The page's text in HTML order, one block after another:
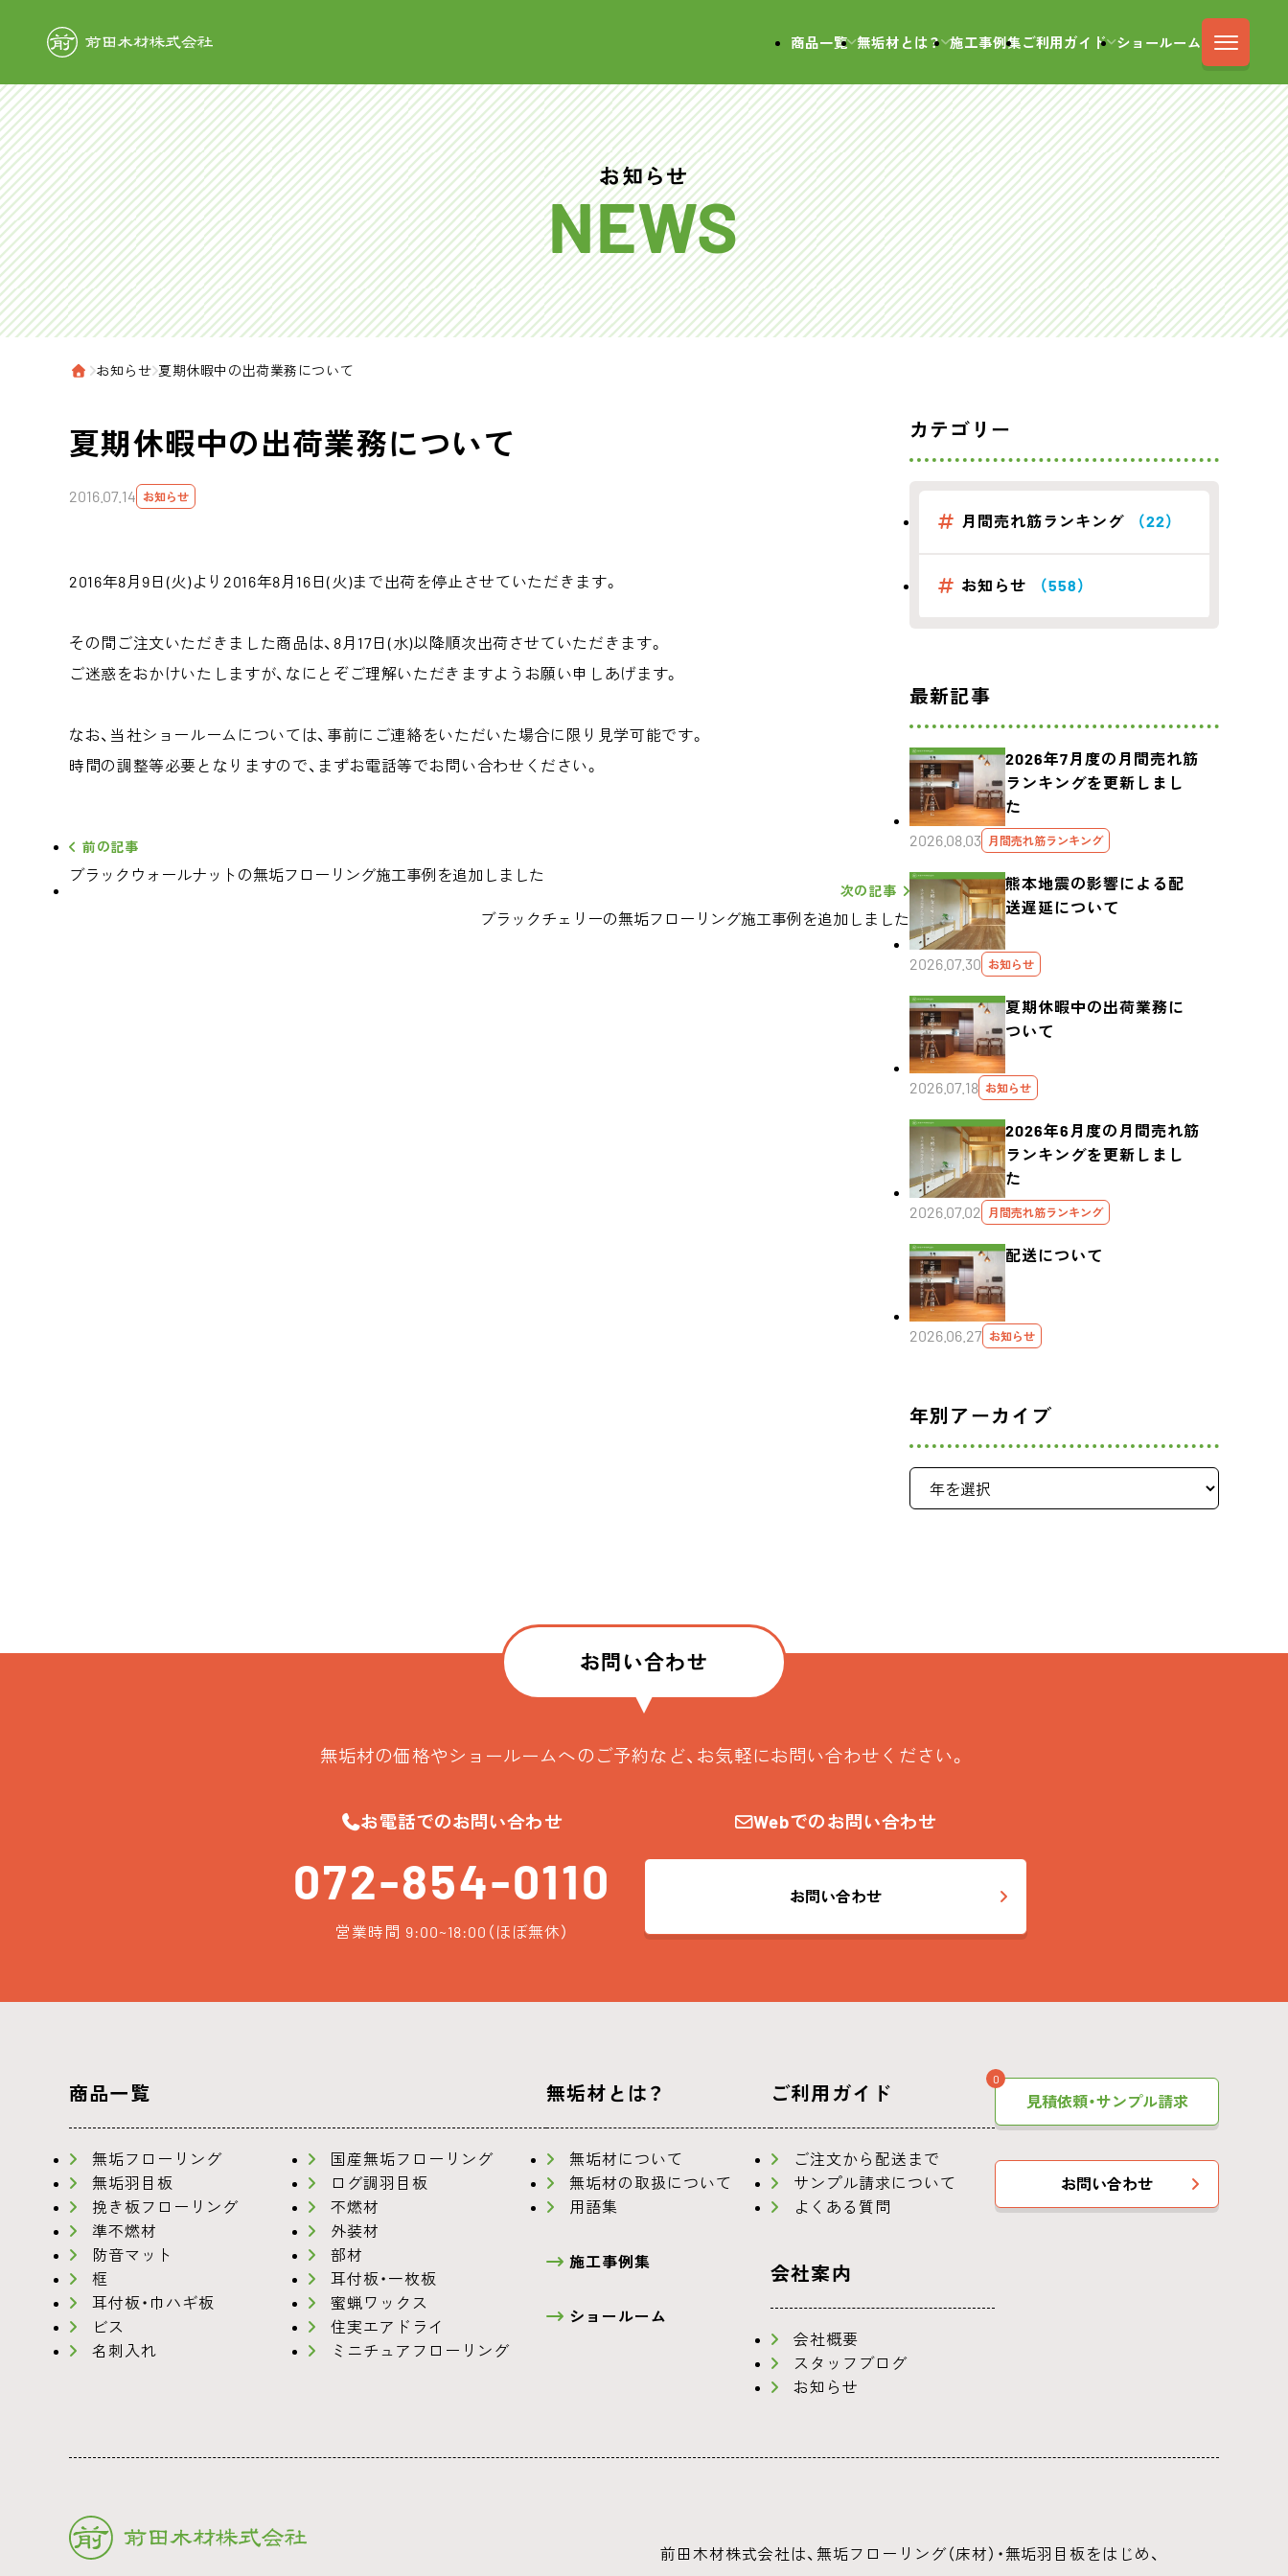
商品一覧 無垢材とは？ 施工事例集 ご利用ガイド ショールーム
お知らせ
ホーム
›お知らせ›夏期休暇中の出荷業務について
夏期休暇中の出荷業務について
2016.07.14 お知らせ
2016年8月9日(火)より2016年8月16日(火)まで出荷を停止させていただきます。
その間ご注文いただきました商品は、8月17日(水)以降順次出荷させていただきます。
ご迷惑をおかけいたしますが、なにとぞご理解いただきますようお願い申しあげます。
なお、当社ショールームについては、事前にご連絡をいただいた場合に限り見学可能です。
時間の調整等必要となりますので、まずお電話等でお問い合わせください。
前の記事
ブラックウォールナットの無垢フローリング施工事例を追加しました
次の記事
ブラックチェリーの無垢フローリング施工事例を追加しました
カテゴリー
月間売れ筋ランキング （22）
お知らせ （558）
最新記事
2026年7月度の月間売れ筋
ランキングを更新しまし
た
2026.08.03 月間売れ筋ランキング
熊本地震の影響による配
送遅延について
2026.07.30 お知らせ
夏期休暇中の出荷業務に
ついて
2026.07.18 お知らせ
2026年6月度の月間売れ筋
ランキングを更新しまし
た
2026.07.02 月間売れ筋ランキング
配送について
2026.06.27 お知らせ
年別アーカイブ
お問い合わせ
無垢材の価格やショールームへのご予約など、お気軽にお問い合わせください。
お電話でのお問い合わせ
072-854-0110
営業時間 9:00~18:00（ほぼ無休）
Webでのお問い合わせ
お問い合わせ
商品一覧
無垢フローリング
国産無垢フローリング
無垢羽目板
ログ調羽目板
挽き板フローリング
不燃材
準不燃材
外装材
防音マット
部材
框
耳付板・一枚板
耳付板・巾ハギ板
蜜蝋ワックス
ビス
住実エアドライ
名刺入れ
ミニチュアフローリング
無垢材とは？
無垢材について
無垢材の取扱について
用語集
施工事例集
ショールーム
ご利用ガイド
ご注文から配送まで
サンプル請求について
よくある質問
会社案内
会社概要
スタッフブログ
お知らせ
見積依頼・サンプル請求
0
お問い合わせ
前田木材株式会社は、無垢フローリング（床材）・無垢羽目板をはじめ、